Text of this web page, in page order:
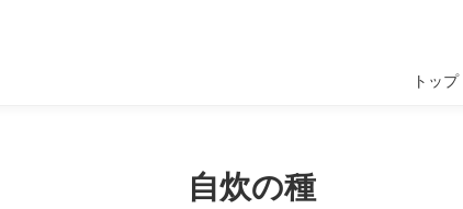
トップ
自炊の種